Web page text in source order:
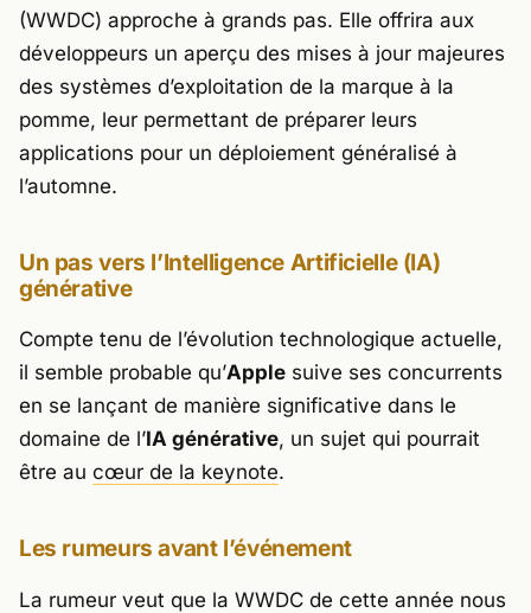
(WWDC) approche à grands pas. Elle offrira aux
développeurs un aperçu des mises à jour majeures
des systèmes d’exploitation de la marque à la
pomme, leur permettant de préparer leurs
applications pour un déploiement généralisé à
l’automne.
Un pas vers l’Intelligence Artificielle (IA)
générative
Compte tenu de l’évolution technologique actuelle,
il semble probable qu’Apple suive ses concurrents
en se lançant de manière significative dans le
domaine de l’IA générative, un sujet qui pourrait
être au cœur de la keynote.
Les rumeurs avant l’événement
La rumeur veut que la WWDC de cette année nous